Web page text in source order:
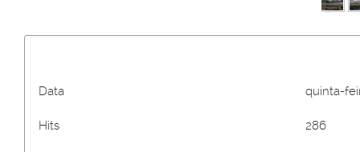
Data quinta-
Hits 286